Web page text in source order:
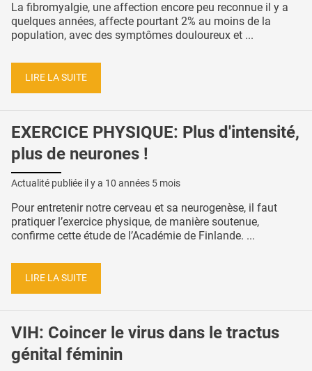
La fibromyalgie, une affection encore peu reconnue il y a
quelques années, affecte pourtant 2% au moins de la
population, avec des symptômes douloureux et ...
LIRE LA SUITE
EXERCICE PHYSIQUE: Plus d'intensité,
plus de neurones !
Actualité publiée il y a 10 années 5 mois
Pour entretenir notre cerveau et sa neurogenèse, il faut
pratiquer l’exercice physique, de manière soutenue,
confirme cette étude de l’Académie de Finlande. ...
LIRE LA SUITE
VIH: Coincer le virus dans le tractus
génital féminin